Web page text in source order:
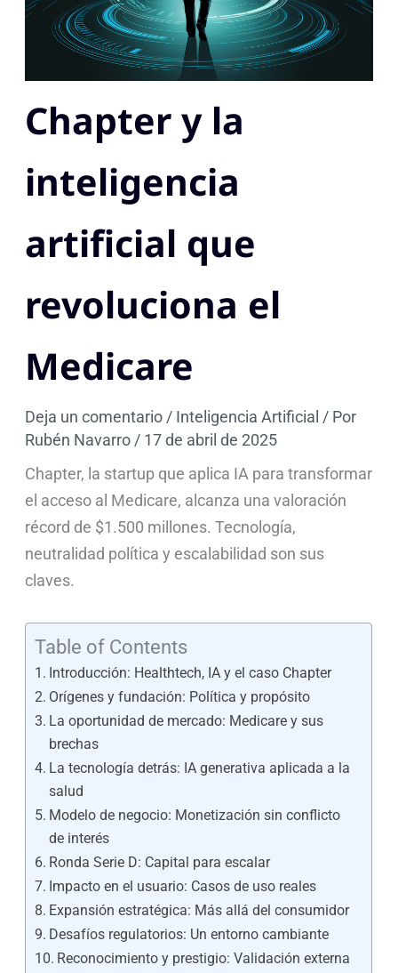
Chapter y la
inteligencia
artificial que
revoluciona el
Medicare
Deja un comentario/ Inteligencia Artificial / Por
Rubén Navarro/ 17 de abril de 2025
Chapter, la startup que aplica IA para transformar
el acceso al Medicare, alcanza una valoración
récord de $1.500 millones. Tecnología,
neutralidad política y escalabilidad son sus
claves.
Table of Contents
Introducción: Healthtech, IA y el caso Chapter
Orígenes y fundación: Política y propósito
La oportunidad de mercado: Medicare y sus
brechas
La tecnología detrás: IA generativa aplicada a la
salud
Modelo de negocio: Monetización sin conflicto
de interés
Ronda Serie D: Capital para escalar
Impacto en el usuario: Casos de uso reales
Expansión estratégica: Más allá del consumidor
Desafíos regulatorios: Un entorno cambiante
Reconocimiento y prestigio: Validación externa